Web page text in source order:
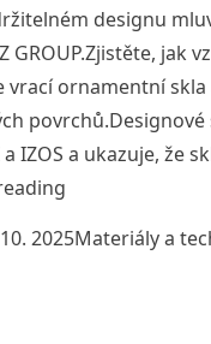
designu
GROUP.Zjistěte, jak
ornamentní
povrchů.Designové
IZOS a ukazuje, že
2025Posted in
Materiály a